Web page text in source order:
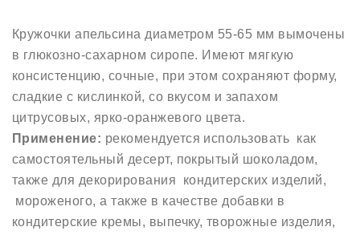
Кружочки апельсина диаметром 55-65 мм вымочены
в глюкозно-сахарном сиропе. Имеют мягкую
консистенцию, сочные, при этом сохраняют форму,
сладкие с кислинкой, со вкусом и запахом
цитрусовых, ярко-оранжевого цвета.
Применение: рекомендуется использовать как
самостоятельный десерт, покрытый шоколадом,
также для декорирования кондитерских изделий,
мороженого, а также в качестве добавки в
кондитерские кремы, выпечку, творожные изделия,